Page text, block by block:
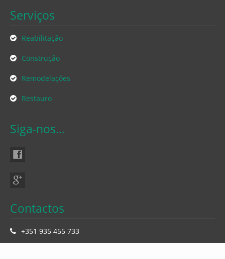
Serviços
Reabilitação
Construção
Remodelações
Restauro
Siga-nos...
Contactos
+351 935 455 733